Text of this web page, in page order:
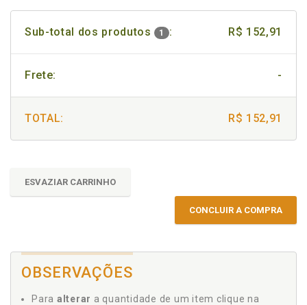
Sub-total dos produtos 1 : R$ 152,91
Frete: -
TOTAL: R$ 152,91
ESVAZIAR CARRINHO
CONCLUIR A COMPRA
OBSERVAÇÕES
Para alterar a quantidade de um item clique na